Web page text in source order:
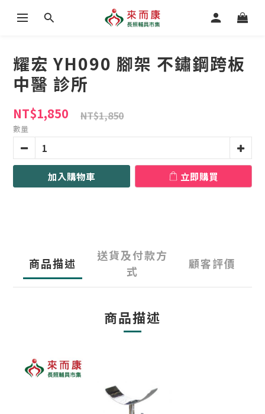
耀宏 YH090 腳架 不鏽鋼跨板
中醫 診所
NT$1,850 NT$1,850
數量
加入購物車 立即購買
商品描述
送貨及付款方
式
顧客評價
商品描述